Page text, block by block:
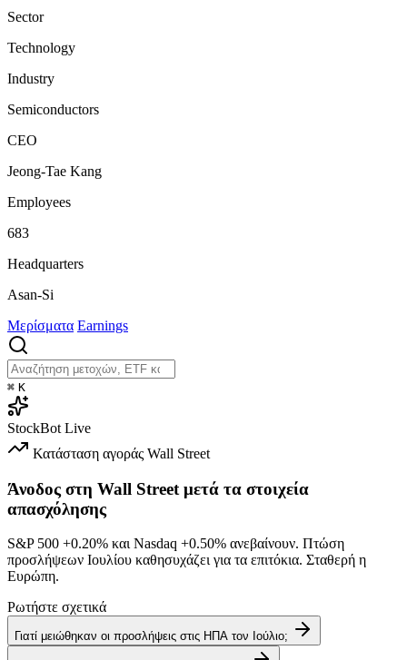
Sector
Technology
Industry
Semiconductors
CEO
Jeong-Tae Kang
Employees
683
Headquarters
Asan-Si
Μερίσματα Earnings
⌘ K
StockBot Live
Κατάσταση αγοράς Wall Street
Άνοδος στη Wall Street μετά τα στοιχεία
απασχόλησης
S&P 500 +0.20% και Nasdaq +0.50% ανεβαίνουν. Πτώση
προσλήψεων Ιουλίου καθησυχάζει για τα επιτόκια. Σταθερή η
Ευρώπη.
Ρωτήστε σχετικά
Γιατί μειώθηκαν οι προσλήψεις στις ΗΠΑ τον Ιούλιο;